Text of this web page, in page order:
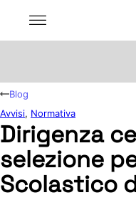
Dirigenza
selezione
Scolastico
Blog
Avvisi, Normativa